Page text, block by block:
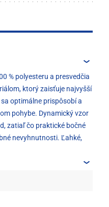
% polyesteru a presvedčia
ktorý zaisťuje najvyšší
optimálne prispôsobí a
pohybe. Dynamický vzor
zatiaľ čo praktické bočné
nevyhnutnosti. Ľahké,